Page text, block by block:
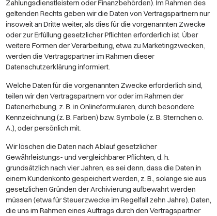
Zahlungsdienstleistern oder Finanzbehörden). Im Rahmen des
geltenden Rechts geben wir die Daten von Vertragspartnern nur
insoweit an Dritte weiter, als dies für die vorgenannten Zwecke
oder zur Erfüllung gesetzlicher Pflichten erforderlich ist. Über
weitere Formen der Verarbeitung, etwa zu Marketingzwecken,
werden die Vertragspartner im Rahmen dieser
Datenschutzerklärung informiert.
Welche Daten für die vorgenannten Zwecke erforderlich sind,
teilen wir den Vertragspartnern vor oder im Rahmen der
Datenerhebung, z. B. in Onlineformularen, durch besondere
Kennzeichnung (z. B. Farben) bzw. Symbole (z. B. Sternchen o.
Ä.), oder persönlich mit.
Wir löschen die Daten nach Ablauf gesetzlicher
Gewährleistungs- und vergleichbarer Pflichten, d. h.
grundsätzlich nach vier Jahren, es sei denn, dass die Daten in
einem Kundenkonto gespeichert werden, z. B., solange sie aus
gesetzlichen Gründen der Archivierung aufbewahrt werden
müssen (etwa für Steuerzwecke im Regelfall zehn Jahre). Daten,
die uns im Rahmen eines Auftrags durch den Vertragspartner